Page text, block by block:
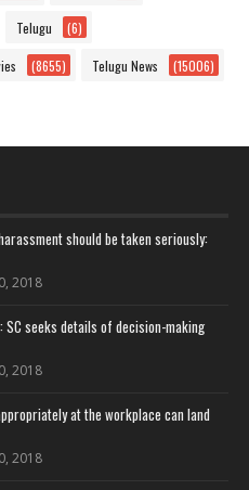
Telugu (6)
(8655) Telugu News (15006)
should be taken seriously:
2018
seeks details of decision-making
2018
at the workplace can land
2018